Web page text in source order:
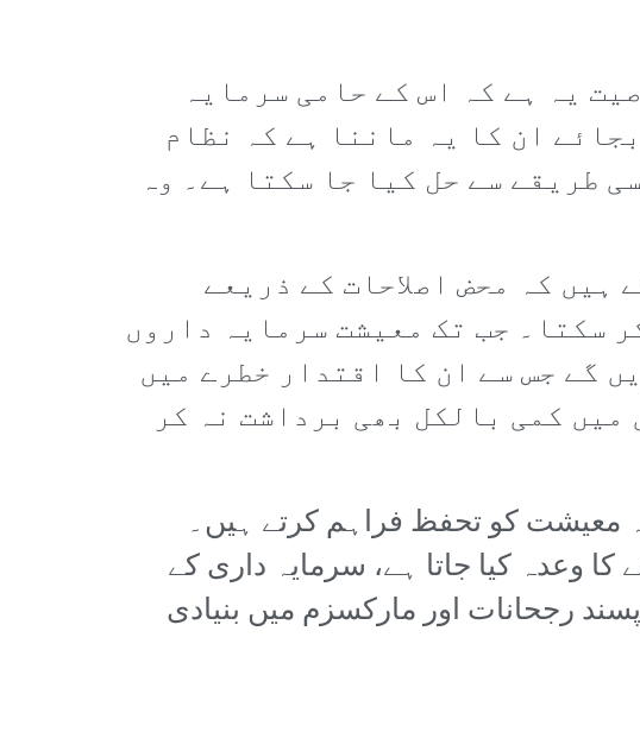
یہ ہے کہ اس کے حامی سرمایہ
ان کا یہ ماننا ہے کہ نظام
طریقے سے حل کیا جا سکتا ہے۔ وہ
ہیں کہ محض اصلاحات کے ذریعے
سکتا۔ جب تک معیشت سرمایہ داروں
گے جس سے ان کا اقتدار خطرے میں
کمی بالکل بھی برداشت نہ کر
معیشت کو تحفظ فراہم کرتے ہیں۔
وعدہ کیا جاتا ہے، سرمایہ داری کے
رجحانات اور مارکسزم میں بنیادی